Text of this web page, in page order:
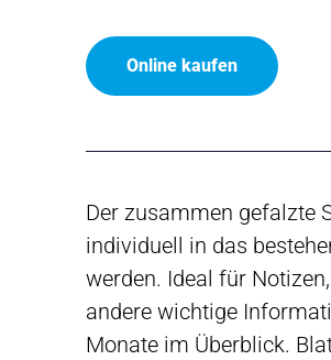
Online kaufen
Der zusammen gefalzte
individuell in das
werden. Ideal für
andere wichtige
Monate im Überblick.